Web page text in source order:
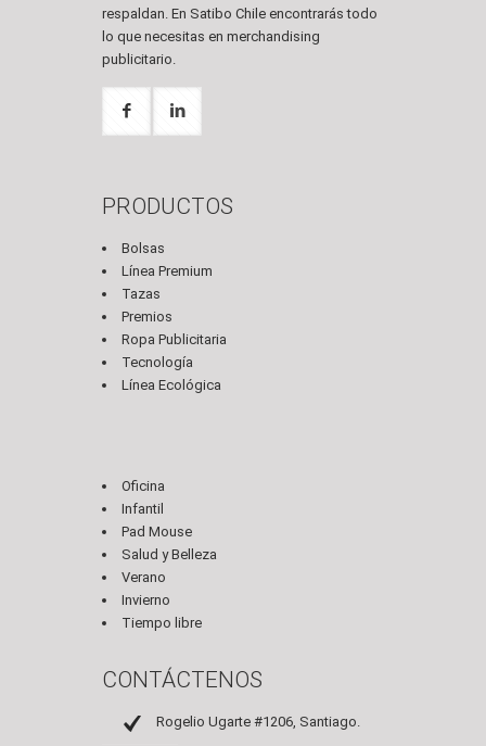
respaldan. En Satibo Chile encontrarás todo
lo que necesitas en merchandising
publicitario.
PRODUCTOS
Bolsas
Línea Premium
Tazas
Premios
Ropa Publicitaria
Tecnología
Línea Ecológica
Oficina
Infantil
Pad Mouse
Salud y Belleza
Verano
Invierno
Tiempo libre
CONTÁCTENOS
Rogelio Ugarte #1206, Santiago.